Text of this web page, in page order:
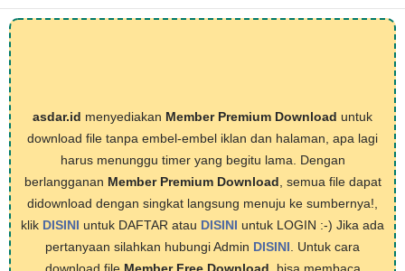
asdar.id menyediakan Member Premium Download untuk
download file tanpa embel-embel iklan dan halaman, apa lagi
harus menunggu timer yang begitu lama. Dengan
berlangganan Member Premium Download , semua file dapat
didownload dengan singkat langsung menuju ke sumbernya!,
klik DISINI untuk DAFTAR atau DISINI untuk LOGIN :-) Jika ada
pertanyaan silahkan hubungi Admin DISINI . Untuk cara